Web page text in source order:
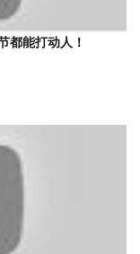
都能打动人！